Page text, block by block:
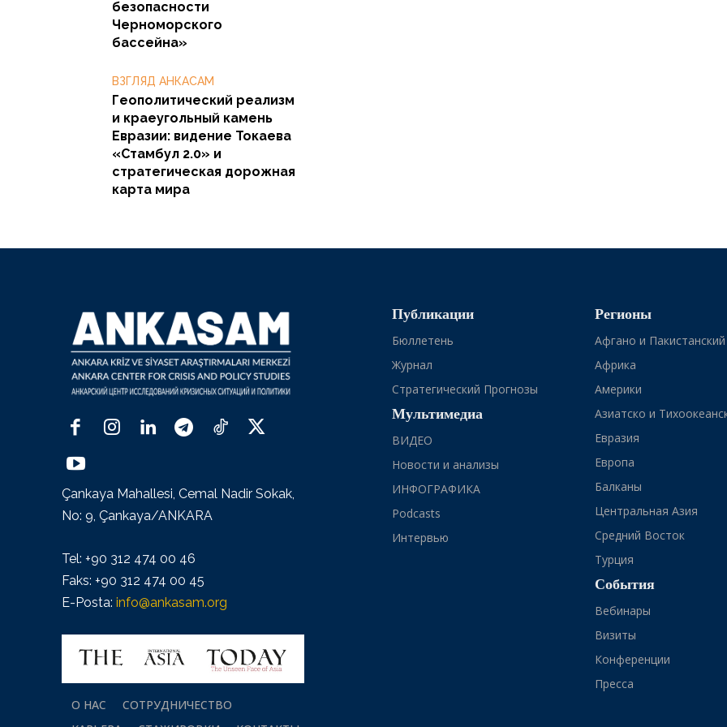
безопасности
Черноморского
бассейна»
ВЗГЛЯД АНКАСАМ
Геополитический реализм
и краеугольный камень
Евразии: видение Токаева
«Стамбул 2.0» и
стратегическая дорожная
карта мира
Çankaya Mahallesi, Cemal Nadir Sokak,
No: 9, Çankaya/ANKARA
Tel: +90 312 474 00 46
Faks: +90 312 474 00 45
E-Posta: info@ankasam.org
О НАС
СОТРУДНИЧЕСТВО
Публикации
Бюллетень
Журнал
Стратегический Прогнозы
Мультимедиа
ВИДЕО
Новости и анализы
ИНФОГРАФИКА
Podcasts
Интервью
Регионы
Афгано и Пакистанский
Африка
Америки
Азиатско и
Евразия
Европа
Балканы
Центральная Азия
Средний Восток
Турция
События
Вебинары
Визиты
Конференции
Пресса